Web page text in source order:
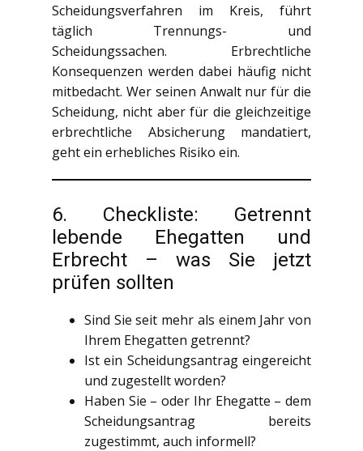
Scheidungsverfahren im Kreis, führt
täglich Trennungs- und
Scheidungssachen. Erbrechtliche
Konsequenzen werden dabei häufig nicht
mitbedacht. Wer seinen Anwalt nur für die
Scheidung, nicht aber für die gleichzeitige
erbrechtliche Absicherung mandatiert,
geht ein erhebliches Risiko ein.
6. Checkliste: Getrennt
lebende Ehegatten und
Erbrecht – was Sie jetzt
prüfen sollten
Sind Sie seit mehr als einem Jahr von
Ihrem Ehegatten getrennt?
Ist ein Scheidungsantrag eingereicht
und zugestellt worden?
Haben Sie – oder Ihr Ehegatte – dem
Scheidungsantrag bereits
zugestimmt, auch informell?